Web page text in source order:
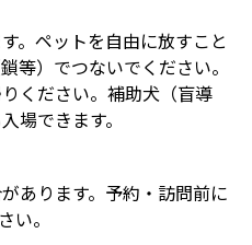
。ペットを自由に放すこと
等）でつないでください。
ください。補助犬（盲導
場できます。
あります。予約・訪問前に
い。